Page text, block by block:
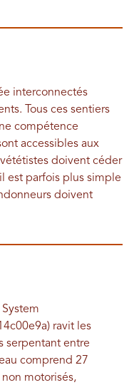
interconnectés
Tous ces sentiers
compétence
accessibles aux
doivent céder
est parfois plus simple
doivent
ravit les
serpentant entre
comprend 27
motorisés,